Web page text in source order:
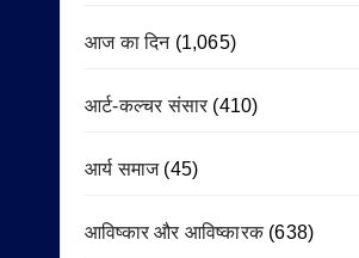
आज का दिन(1,065)
आर्ट-कल्चर संसार (410)
आर्य समाज(45)
आविष्कार और आविष्कारक(638)